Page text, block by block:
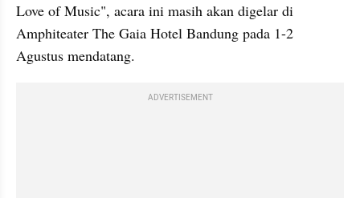
Love of Music", acara ini masih akan digelar di
Amphiteater The Gaia Hotel Bandung pada 1-2
Agustus mendatang.
ADVERTISEMENT